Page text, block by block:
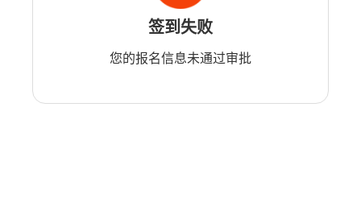
签到失败
您的报名信息未通过审批